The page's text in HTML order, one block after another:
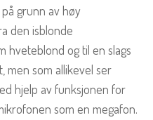
grunn av høy
den isblonde
hveteblond og til en slags
men som allikevel ser
hjelp av funksjonen for
som en megafon.